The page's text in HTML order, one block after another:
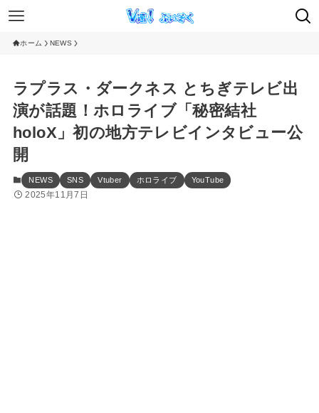
ホーム NEWS
ラプラス・ダークネス とちぎテレビ出
演が話題！ホロライブ「秘密結社
holoX」初の地方テレビインタビュー公
開
NEWS SNS Vtuber ホロライブ YouTube
2025年11月7日